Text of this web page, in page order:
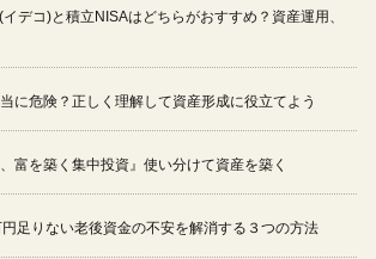
デコ)と積立NISAはどちらがおすすめ？資産運用、
に危険？正しく理解して資産形成に役立てよう
富を築く集中投資』使い分けて資産を築く
足りない老後資金の不安を解消する３つの方法